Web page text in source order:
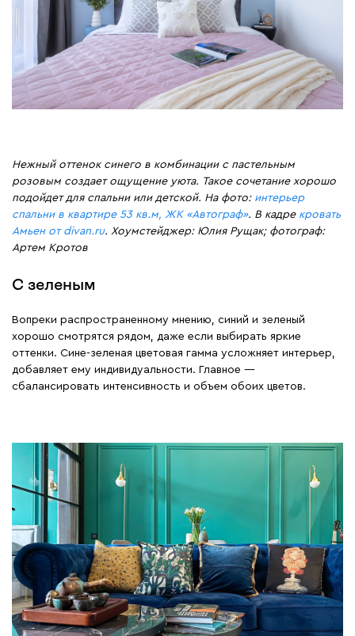
Нежный оттенок синего в комбинации с пастельным
розовым создает ощущение уюта. Такое сочетание хорошо
подойдет для спальни или детской. На фото: интерьер
спальни в квартире 53 кв.м, ЖК «Автограф». В кадре кровать
Амьен от divan.ru. Хоумстейджер: Юлия Рущак; фотограф:
Артем Кротов
С зеленым
Вопреки распространенному мнению, синий и зеленый
хорошо смотрятся рядом, даже если выбирать яркие
оттенки. Сине-зеленая цветовая гамма усложняет интерьер,
добавляет ему индивидуальности. Главное —
сбалансировать интенсивность и объем обоих цветов.